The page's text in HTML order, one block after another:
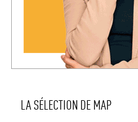
LA SÉLECTION DE MAP